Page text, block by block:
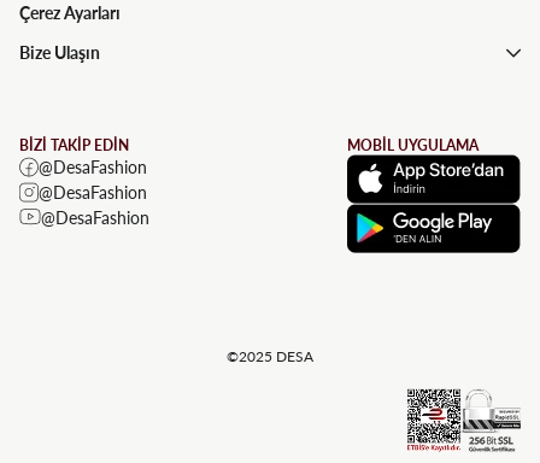
Çerez Ayarları
Bize Ulaşın
BİZİ TAKİP EDİN
@DesaFashion
@DesaFashion
@DesaFashion
MOBİL UYGULAMA
©2025 DESA